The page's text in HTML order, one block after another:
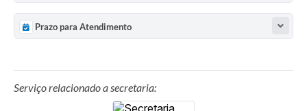
Prazo para Atendimento
Serviço relacionado a secretaria: